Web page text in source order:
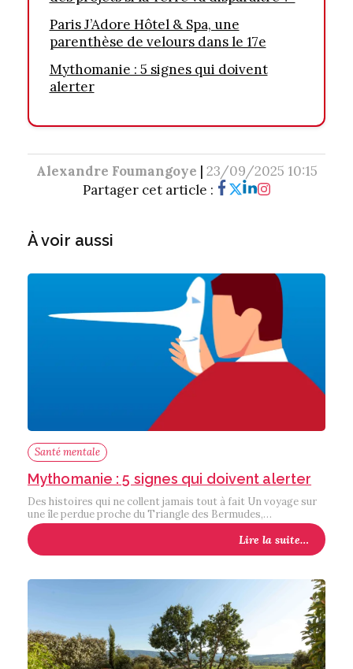
Paris J’Adore Hôtel & Spa, une
parenthèse de velours dans le 17e
Mythomanie : 5 signes qui doivent
alerter
Alexandre Foumangoye | 23/09/2025 10:15
Partager cet article :
À voir aussi
Santé mentale
Mythomanie : 5 signes qui doivent alerter
Des histoires qui ne collent jamais tout à fait Un voyage sur
une île perdue proche du Triangle des Bermudes,…
Lire la suite…